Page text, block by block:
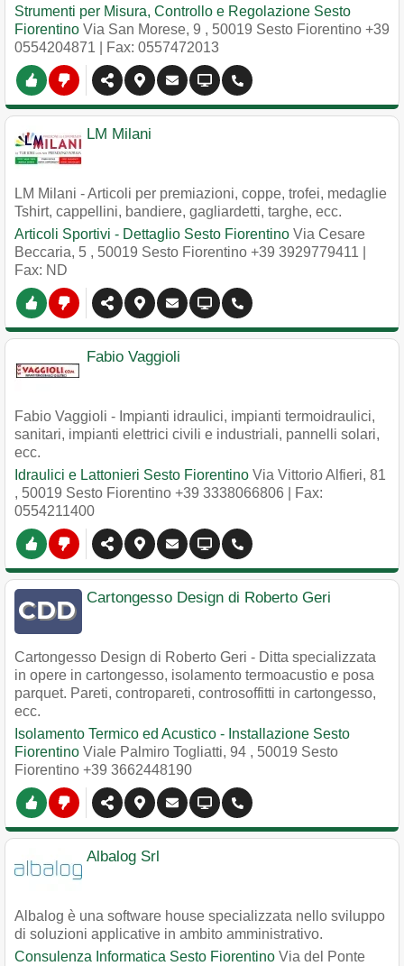
Strumenti per Misura, Controllo e Regolazione Sesto
Fiorentino Via San Morese, 9 , 50019 Sesto Fiorentino +39
0554204871 | Fax: 0557472013
LM Milani
LM Milani - Articoli per premiazioni, coppe, trofei, medaglie
Tshirt, cappellini, bandiere, gagliardetti, targhe, ecc.
Articoli Sportivi - Dettaglio Sesto Fiorentino Via Cesare
Beccaria, 5 , 50019 Sesto Fiorentino +39 3929779411
Fax: ND
Fabio Vaggioli
Fabio Vaggioli - Impianti idraulici, impianti termoidraulici,
sanitari, impianti elettrici civili e industriali, pannelli solari,
ecc.
Idraulici e Lattonieri Sesto Fiorentino Via Vittorio Alfieri, 81
, 50019 Sesto Fiorentino +39 3338066806 | Fax:
0554211400
Cartongesso Design di Roberto Geri
Cartongesso Design di Roberto Geri - Ditta specializzata
in opere in cartongesso, isolamento termoacustio e posa
parquet. Pareti, contropareti, controsoffitti in cartongesso,
ecc.
Isolamento Termico ed Acustico - Installazione Sesto
Fiorentino Viale Palmiro Togliatti, 94 , 50019 Sesto
Fiorentino +39 3662448190
Albalog Srl
Albalog è una software house specializzata nello sviluppo
di soluzioni applicative in ambito amministrativo.
Consulenza Informatica Sesto Fiorentino Via del Ponte